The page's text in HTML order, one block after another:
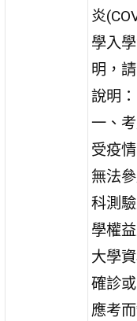
炎
學入
明，
說明：
一、
受疫
無法
科測
學權
大學
確診
應考